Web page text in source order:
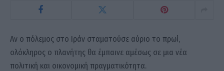
Αν ο πόλεμος στο Ιράν σταματούσε αύριο το πρωί,
ολόκληρος ο πλανήτης θα έμπαινε αμέσως σε μια νέα
πολιτική και οικονομική πραγματικότητα.